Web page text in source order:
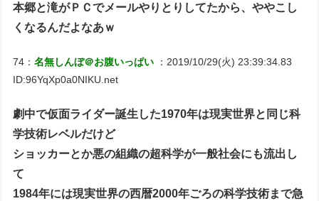
本郷と滝がＰＣでメールやりとりしてたから、ややこし
くなるんだよなあｗ
74：名無しんぼ＠お腹いっぱい
：2019/10/29(火) 23:39:34.83
ID:96YqXp0a0NIKU.net
劇中で仮面ライダー誕生した1970年は現実世界と同じ科
学技術レベルだけど
ショッカーとか悪の組織の超科学が一般社会にも流出し
て
1984年には現実世界の西暦2000年ごろの科学技術まで急